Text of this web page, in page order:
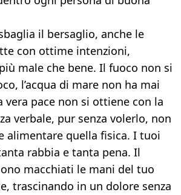
il bersaglio, anche le
con ottime intenzioni,
male che bene. Il fuoco non si
l’acqua di mare non ha mai
vera pace non si ottiene con la
verbale, pur senza volerlo, non
alimentare quella fisica. I tuoi
rabbia e tanta pena. Il
macchiati le mani del tuo
trascinando in un dolore senza